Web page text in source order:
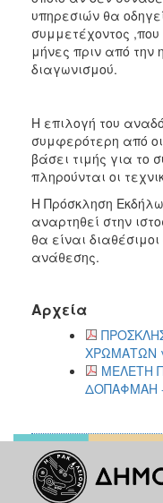
υπηρεσιών θα
συμμετέχοντος ,που
μήνες πριν από την
διαγωνισμού.
H επιλογή του
συμφερότερη από
βάσει τιμής για το
πληρούνται οι
Η Πρόσκληση
αναρτηθεί στην
θα είναι
ανάθεσης.
Αρχεία
ΧΡΩΜΑΤΩΝ
ΜΕΛΕΤΗ
ΔΟΠΑΦΜΑΗ -